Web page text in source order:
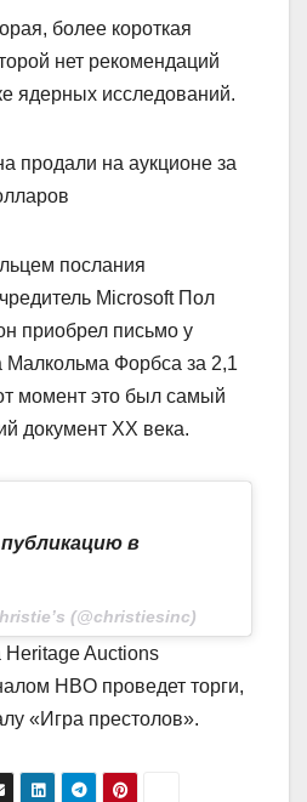
более короткая
нет рекомендаций
ядерных исследований.
послания
Microsoft Пол
приобрел письмо у
Малкольма Форбса за 2,1
момент это был самый
документ XX века.
в
(@christiesinc)
Heritage Auctions
HBO проведет торги,
«Игра престолов».